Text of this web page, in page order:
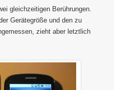
gleichzeitigen Berührungen.
Gerätegröße und den zu
zieht aber letztlich